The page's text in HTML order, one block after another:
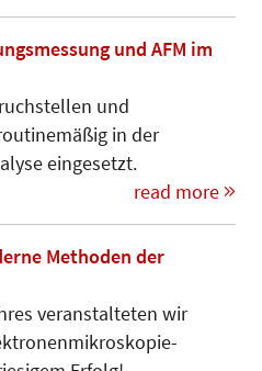
und AFM im
und
in der
eingesetzt.
read more
Methoden der
veranstalteten wir